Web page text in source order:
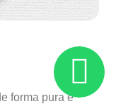
forma pura e